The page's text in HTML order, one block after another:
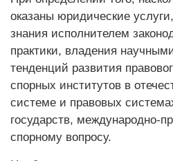
оказаны юридические
знания исполнителем
практики, владения
тенденций развития
спорных институтов в
системе и правовых
государств, международно-
спорному вопросу.